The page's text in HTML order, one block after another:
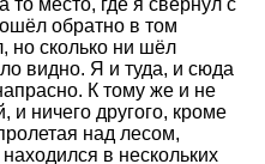
то место, где я свернул с
обратно в том
но сколько ни шёл
видно. Я и туда, и сюда
К тому же и не
ничего другого, кроме
над лесом,
в нескольких